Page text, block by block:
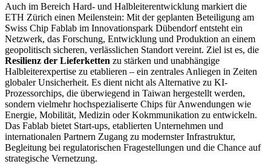
Auch im Bereich Hard- und Halbleiterentwicklung markiert die
ETH Zürich einen Meilenstein: Mit der geplanten Beteiligung am
Swiss Chip Fablab im Innovationspark Dübendorf entsteht ein
Netzwerk, das Forschung, Entwicklung und Produktion an einem
geopolitisch sicheren, verlässlichen Standort vereint. Ziel ist es, die
Resilienz der Lieferketten zu stärken und unabhängige
Halbleiterexpertise zu etablieren – ein zentrales Anliegen in Zeiten
globaler Unsicherheit. Es dient nicht als Alternative zu KI-
Prozessorchips, die überwiegend in Taiwan hergestellt werden,
sondern vielmehr hochspezialiserte Chips für Anwendungen wie
Energie, Mobilität, Medizin oder Kokmmunikation zu entwickeln.
Das Fablab bietet Start-ups, etablierten Unternehmen und
internationalen Partnern Zugang zu modernster Infrastruktur,
Begleitung bei regulatorischen Fragestellungen und die Chance auf
strategische Vernetzung.